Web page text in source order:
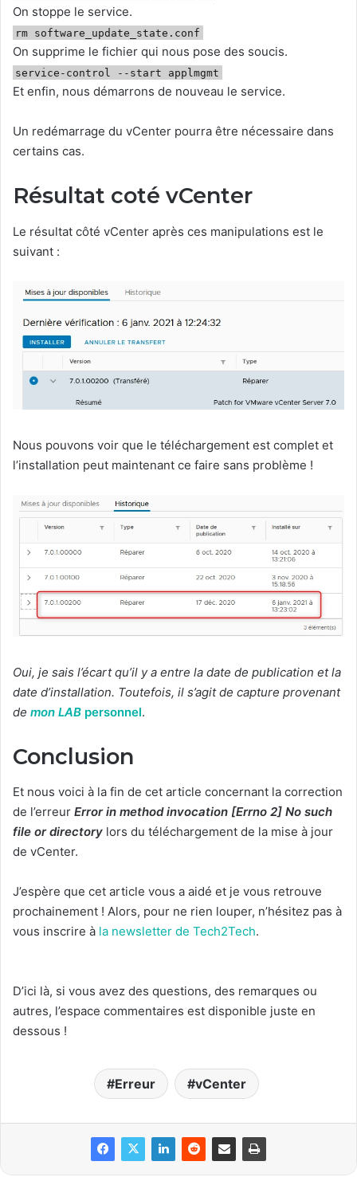
On stoppe le service.
rm software_update_state.conf
On supprime le fichier qui nous pose des soucis.
service-control --start applmgmt
Et enfin, nous démarrons de nouveau le service.
Un redémarrage du vCenter pourra être nécessaire dans
certains cas.
Résultat coté vCenter
Le résultat côté vCenter après ces manipulations est le
suivant :
Nous pouvons voir que le téléchargement est complet et
l’installation peut maintenant ce faire sans problème !
Oui, je sais l’écart qu’il y a entre la date de publication et la
date d’installation. Toutefois, il s’agit de capture provenant
de mon LAB personnel.
Conclusion
Et nous voici à la fin de cet article concernant la correction
de l’erreur Error in method invocation [Errno 2] No such
file or directory lors du téléchargement de la mise à jour
de vCenter.
J’espère que cet article vous a aidé et je vous retrouve
prochainement ! Alors, pour ne rien louper, n’hésitez pas à
vous inscrire à la newsletter de Tech2Tech.
D’ici là, si vous avez des questions, des remarques ou
autres, l’espace commentaires est disponible juste en
dessous !
Erreur vCenter